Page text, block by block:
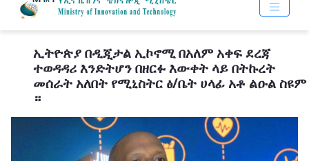
ኢትዮጵያ በዲጂታል ኢኮኖሚ በአለም አቀፍ ደረጃ
ተወዳዳሪ እንድትሆን በዘርፉ እውቀት ላይ በትኩረት
መሰራት አለበት የሚኒስትር ፅ/ቤት ሀላፊ አቶ ልዑል ስዩም
።